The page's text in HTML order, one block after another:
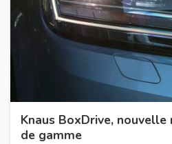
Knaus BoxDrive,
de gamme